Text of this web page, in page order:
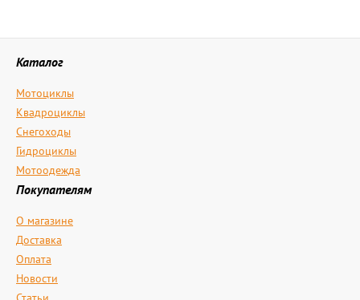
Каталог
Мотоциклы
Квадроциклы
Снегоходы
Гидроциклы
Мотоодежда
Покупателям
О магазине
Доставка
Оплата
Новости